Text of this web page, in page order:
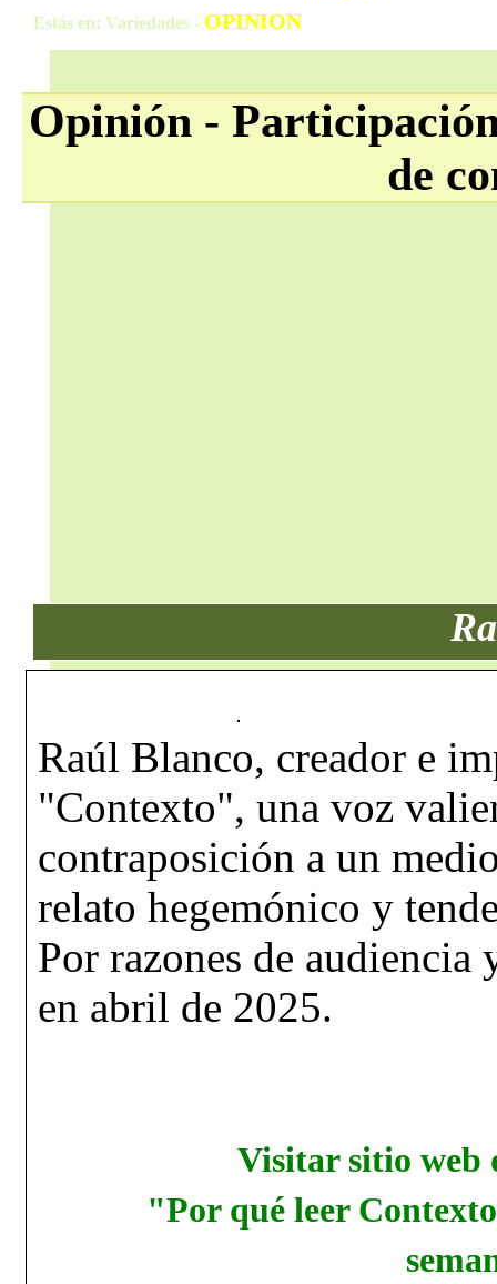
Estás en: Variedades - OPINION
Opinión -
de
Raúl Blanco, creador e
"Contexto", una voz
contraposición a un
relato hegemónico y
Por razones de
en abril de 2025.
Visitar sitio web
"Por qué leer